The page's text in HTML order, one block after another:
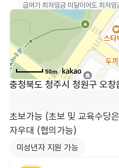
급여가 최저임금 미달이어도 최저임
50m
충청북도 청주시 청원구 오
초보가능 (초보 및 교육수당
자우대 (협의가능)
미성년자 지원 가능